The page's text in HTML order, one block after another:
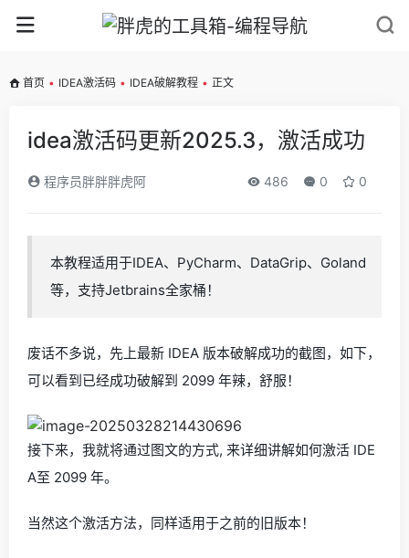
首页 • IDEA激活码 • IDEA破解教程 • 正文
idea激活码更新2025.3，激活成功
程序员胖胖胖虎阿 486 0 0
本教程适用于IDEA、PyCharm、DataGrip、Goland
等，支持Jetbrains全家桶！
废话不多说，先上最新 IDEA 版本破解成功的截图，如下，
可以看到已经成功破解到 2099 年辣，舒服！
接下来，我就将通过图文的方式, 来详细讲解如何激活 IDE
A至 2099 年。
当然这个激活方法，同样适用于之前的旧版本！